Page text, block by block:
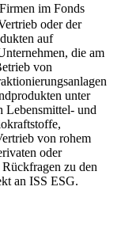
im Fonds
oder der
auf
die am
von
unter
Lebensmittel- und
von rohem
oder
zu den
an ISS ESG.